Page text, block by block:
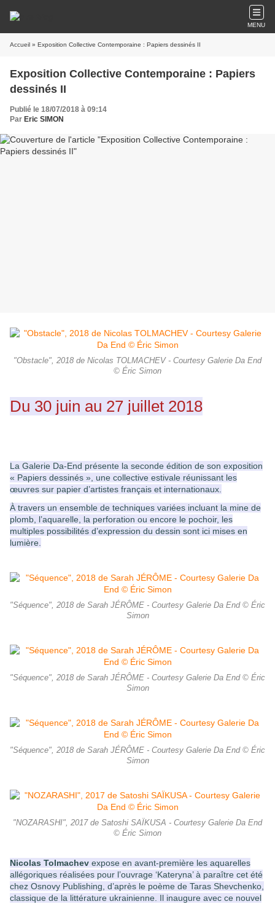
MENU
Accueil » Exposition Collective Contemporaine : Papiers dessinés II
Exposition Collective Contemporaine : Papiers
dessinés II
Publié le 18/07/2018 à 09:14
Par Eric SIMON
"Obstacle", 2018 de Nicolas TOLMACHEV - Courtesy Galerie Da End
© Éric Simon
Du 30 juin au 27 juillet 2018
La Galerie Da-End présente la seconde édition de son exposition
« Papiers dessinés », une collective estivale réunissant les
œuvres sur papier d’artistes français et internationaux.
À travers un ensemble de techniques variées incluant la mine de
plomb, l’aquarelle, la perforation ou encore le pochoir, les
multiples possibilités d’expression du dessin sont ici mises en
lumière.
"Séquence", 2018 de Sarah JÉRÔME - Courtesy Galerie Da End © Éric
Simon
"Séquence", 2018 de Sarah JÉRÔME - Courtesy Galerie Da End © Éric
Simon
"Séquence", 2018 de Sarah JÉRÔME - Courtesy Galerie Da End © Éric
Simon
"NOZARASHI", 2017 de Satoshi SAÏKUSA - Courtesy Galerie Da End
© Éric Simon
Nicolas Tolmachev expose en avant-première les aquarelles
allégoriques réalisées pour l’ouvrage ‘Kateryna’ à paraître cet été
chez Osnovy Publishing, d’après le poème de Taras Shevchenko,
classique de la littérature ukrainienne. Il inaugure avec ce nouvel